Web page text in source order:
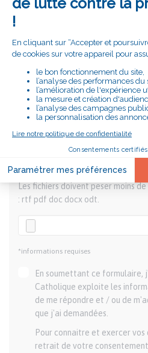
COMMENTAIRES
Ajouter une pièce jointe
Les fichiers doivent peser moins
: rtf pdf doc docx odt.
*informations requises
En soumettant ce formulaire,
Catholique exploite les
de me répondre et / ou de
que j'ai demandées.
Pour connaitre et exercer
retrait de votre